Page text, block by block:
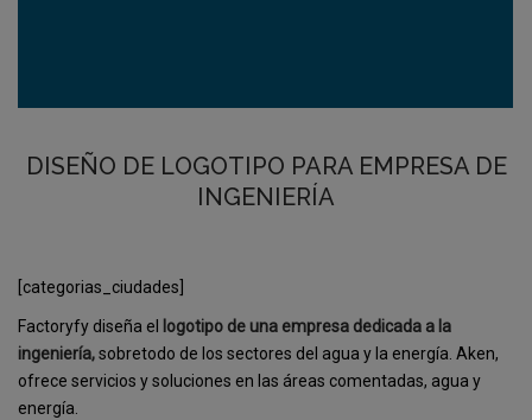
DISEÑO DE LOGOTIPO PARA EMPRESA DE
INGENIERÍA
[categorias_ciudades]
Factoryfy diseña el
logotipo de una empresa dedicada a la
ingeniería,sobretodo de los sectores del agua y la energía. Aken,
ofrece servicios y soluciones en las áreas comentadas, agua y
energía.